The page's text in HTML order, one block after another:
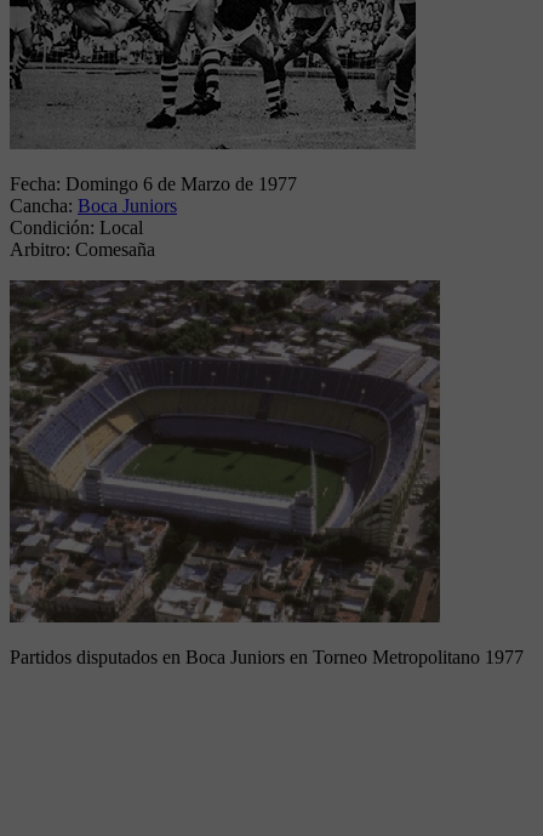
Fecha: Domingo 6 de Marzo de 1977
Cancha: Boca Juniors
Condición: Local
Arbitro: Comesaña
Partidos disputados en Boca Juniors en Torneo Metropolitano 1977